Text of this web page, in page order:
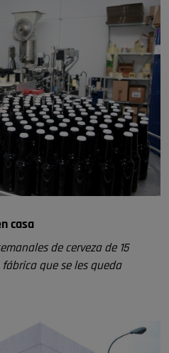
casa
de cerveza de 15
que se les queda